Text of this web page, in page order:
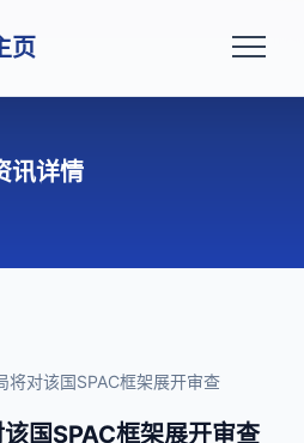
页
讯详情
将对该国SPAC框架展开审查
国SPAC框架展开审查